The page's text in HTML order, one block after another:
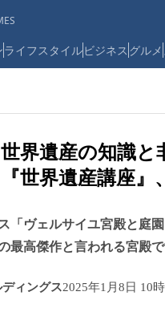
ライフスタイルビジネス グルメ
界遺産の知識
世界遺産講座』
「ヴェルサイユ宮殿と庭
最高傑作と言われる宮殿で
ィングス2025年1月8日 10